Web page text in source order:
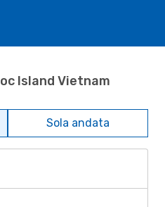
Island Vietnam
Sola andata